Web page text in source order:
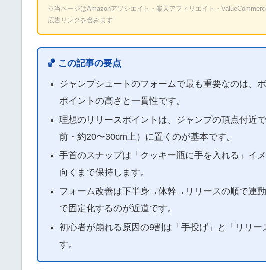
※当ページはAmazonアソシエイト・楽天アフィリエイト・
広告リンクを含みます
🏀 この記事の要点
ジャンプシュートのフォームで最も重要なのは、
ポイントの高さと一貫性です。
理想のリリースポイントは、ジャンプの頂点付近
前・約20〜30cm上）に置くのが基本です。
手首のスナップは「クッキー瓶に手を入れる」イ
向くまで保持します。
フォーム改善は下半身→体幹→リリースの順で連
で固定化するのが近道です。
初心者が崩れる原因の9割は「手投げ」と「リリ
す。